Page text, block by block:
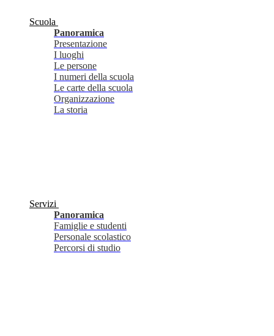
Scuola
Panoramica
Presentazione
I luoghi
Le persone
I numeri della scuola
Le carte della scuola
Organizzazione
La storia
Servizi
Panoramica
Famiglie e studenti
Personale scolastico
Percorsi di studio